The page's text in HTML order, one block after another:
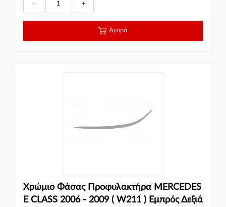
- +
Αγορά
Χρώμιο Φάσας Προφυλακτήρα MERCEDES
E CLASS 2006 - 2009 ( W211 ) Εμπρός Δεξιά